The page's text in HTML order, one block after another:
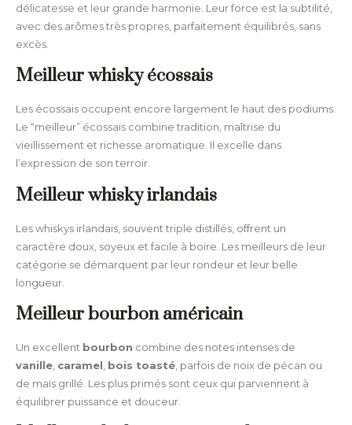
délicatesse et leur grande harmonie. Leur force est la subtilité,
avec des arômes très propres, parfaitement équilibrés, sans
excès.
Meilleur whisky écossais
Les écossais occupent encore largement le haut des podiums.
Le “meilleur” écossais combine tradition, maîtrise du
vieillissement et richesse aromatique. Il excelle dans
l’expression de son terroir.
Meilleur whisky irlandais
Les whiskys irlandais, souvent triple distillés, offrent un
caractère doux, soyeux et facile à boire. Les meilleurs de leur
catégorie se démarquent par leur rondeur et leur belle
longueur.
Meilleur bourbon américain
Un excellent bourbon combine des notes intenses de
vanille caramel bois toasté , parfois de noix de pécan ou
de maïs grillé. Les plus primés sont ceux qui parviennent à
équilibrer puissance et douceur.